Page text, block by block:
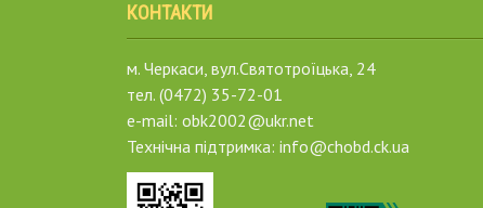
КОНТАКТИ
м. Черкаси, вул.Святотроїцька, 24
тел. (0472) 35-72-01
e-mail: obk2002@ukr.net
Технічна підтримка: info@chobd.ck.ua